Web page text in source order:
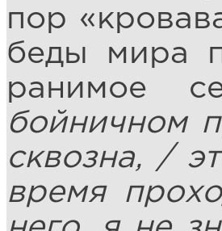
пор
беды мира
ранимое
бойничном
сквозна, /
время